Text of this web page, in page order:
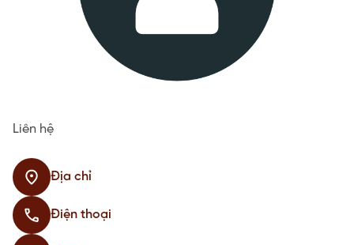
Liên hệ
Địa chỉ
Điện thoại